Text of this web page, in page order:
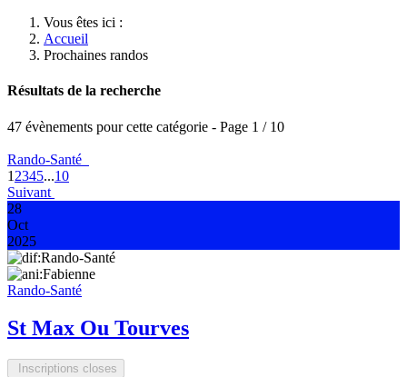
Vous êtes ici :
Accueil
Prochaines randos
Résultats de la recherche
47 évènements pour cette catégorie - Page 1 / 10
Rando-Santé
1 2345...10
Suivant
28
Oct
2025
Rando-Santé
St Max Ou Tourves
Inscriptions closes